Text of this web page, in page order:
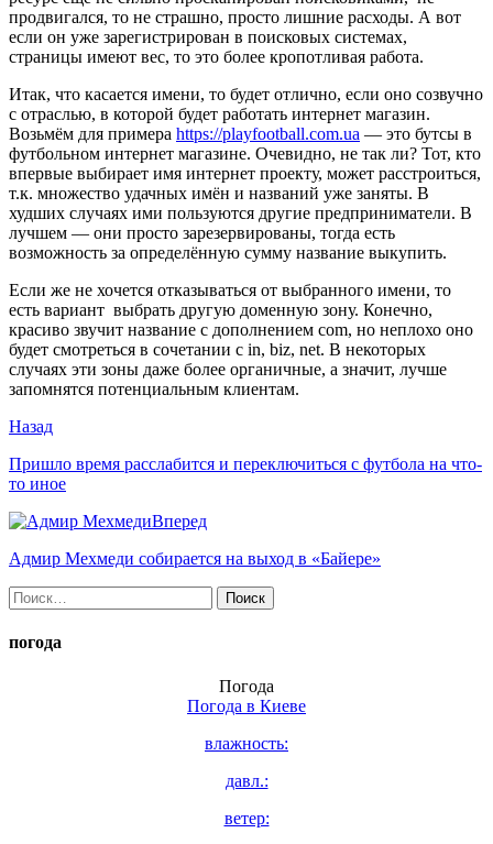
продвигался, то не страшно, просто лишние расходы. А вот
если он уже зарегистрирован в поисковых системах,
страницы имеют вес, то это более кропотливая работа.
Итак, что касается имени, то будет отлично, если оно созвучно
с отраслью, в которой будет работать интернет магазин.
Возьмём для примера https://playfootball.com.ua — это бутсы в
футбольном интернет магазине. Очевидно, не так ли? Тот, кто
впервые выбирает имя интернет проекту, может расстроиться,
т.к. множество удачных имён и названий уже заняты. В
худших случаях ими пользуются другие предприниматели. В
лучшем — они просто зарезервированы, тогда есть
возможность за определённую сумму название выкупить.
Если же не хочется отказываться от выбранного имени, то
есть вариант выбрать другую доменную зону. Конечно,
красиво звучит название с дополнением com, но неплохо оно
будет смотреться в сочетании с in, biz, net. В некоторых
случаях эти зоны даже более органичные, а значит, лучше
запомнятся потенциальным клиентам.
Назад
Пришло время расслабится и переключиться с футбола на что-
то иное
Вперед
Адмир Мехмеди собирается на выход в «Байере»
Найти:
погода
Погода
Погода в Киеве
влажность:
давл.:
ветер: